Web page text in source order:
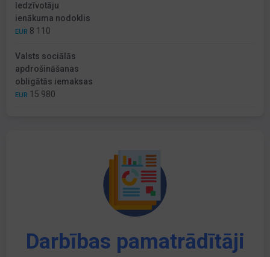
Iedzīvotāju
ienākuma nodoklis
EUR 8 110
Valsts sociālās
apdrošināšanas
obligātās iemaksas
EUR 15 980
Darbības pamatrādītāji